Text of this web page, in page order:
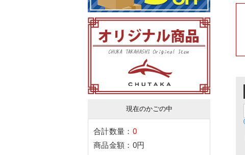
現在のかごの中
合計数量： 0
商品金額： 0円